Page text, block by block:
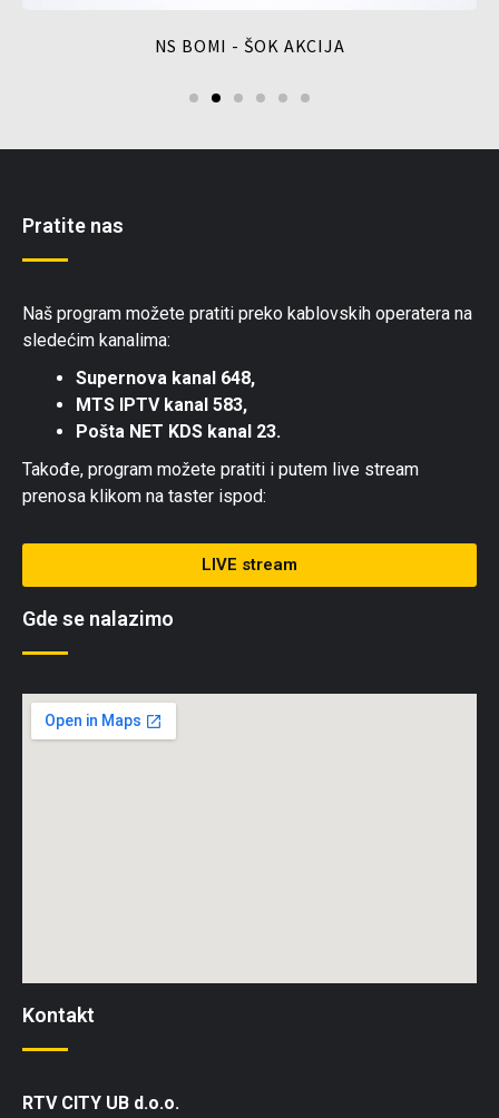
NS BOMI - ŠOK AKCIJA
Pratite nas
Naš program možete pratiti preko kablovskih operatera na
sledećim kanalima:
Supernova kanal 648,
MTS IPTV kanal 583,
Pošta NET KDS kanal 23.
Takođe, program možete pratiti i putem live stream
prenosa klikom na taster ispod:
LIVE stream
Gde se nalazimo
Kontakt
RTV CITY UB d.o.o.